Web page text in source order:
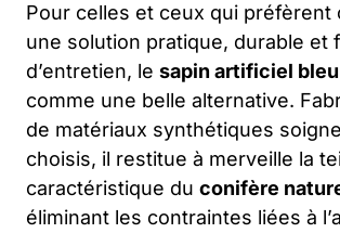
Pour celles et ceux qui préfèrent
une solution pratique, durable et
d’entretien, le sapin artificiel bleu
comme une belle alternative.
de matériaux synthétiques
choisis, il restitue à merveille la
caractéristique du conifère
éliminant les contraintes liées à